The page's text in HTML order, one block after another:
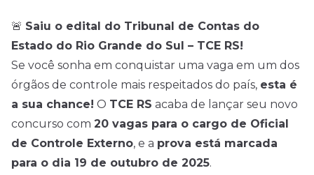
🚨 Saiu o edital do Tribunal de Contas do
Estado do Rio Grande do Sul – TCE RS!
Se você sonha em conquistar uma vaga em um dos
órgãos de controle mais respeitados do país, esta é
a sua chance! O TCE RS acaba de lançar seu novo
concurso com 20 vagas para o cargo de Oficial
de Controle Externo, e a prova está marcada
para o dia 19 de outubro de 2025.